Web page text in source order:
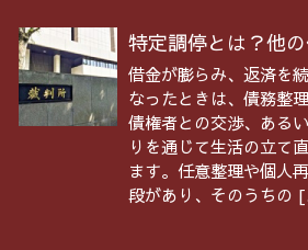
特定調停とは？他
借金が膨らみ、返済を
なったときは、債務整
債権者との交渉、ある
りを通じて生活の立て
ます。任意整理や個人
段があり、そのうち